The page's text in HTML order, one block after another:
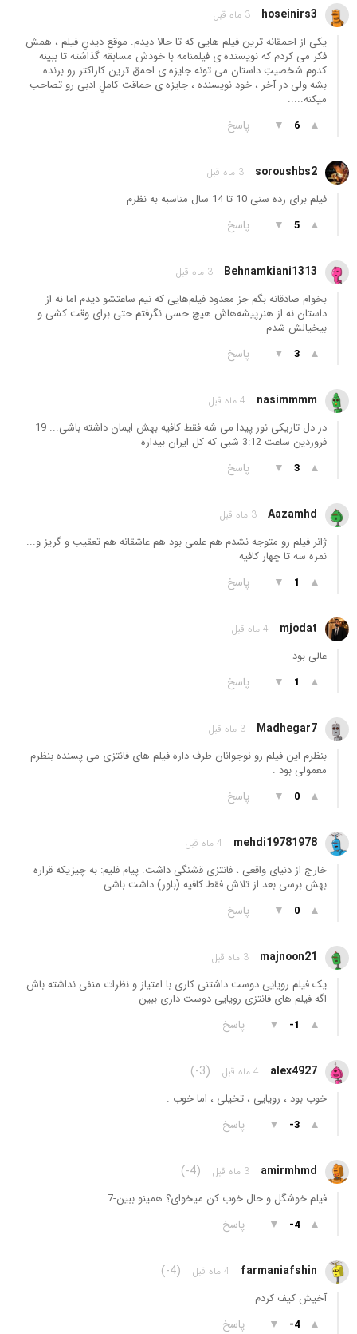
hoseinirs3 3 ماه قبل
یکی از احمقانه ترین فیلم هایی که تا حالا دیدم. موقعِ دیدنِ فیلم ، همش
فکر می کردم که نویسنده ی فیلمنامه با خودش مسابقه گذاشته تا ببینه
کدوم شخصیتِ داستان می تونه جایزه ی احمق ترین کاراکتر رو برنده
بشه ولی در آخر ، خودِ نویسنده ، جایزه ی حماقتِ کاملِ ادبی رو تصاحب
میکنه.....
▲
6
▼ پاسخ
soroushbs2 3 ماه قبل
فیلم برای رده سنی 10 تا 14 سال مناسبه به نظرم
▲
5
▼ پاسخ
Behnamkiani1313 3 ماه قبل
بخوام صادقانه بگم جز معدود فیلم‌هایی که نیم ساعتشو دیدم اما نه از
داستان نه از هنرپیشه‌هاش هیچ حسی نگرفتم حتی برای وقت کشی و
بیخیالش شدم
▲
3
▼ پاسخ
nasimmmm 4 ماه قبل
در دل تاریکی نور پیدا می شه فقط کافیه بهش ایمان داشته باشی... 19
فروردین ساعت 3:12 شبی که کل ایران بیداره
▲
3
▼ پاسخ
Aazamhd 3 ماه قبل
ژانر فیلم رو متوجه نشدم هم علمی بود هم عاشقانه هم تعقیب و گریز و...
نمره سه تا چهار کافیه
▲
1
▼ پاسخ
mjodat 4 ماه قبل
عالی بود
▲
1
▼ پاسخ
Madhegar7 3 ماه قبل
بنظرم این فیلم رو نوجوانان طرف داره فیلم های فانتزی می پسنده بنظرم
معمولی بود .
▲
0
▼ پاسخ
mehdi19781978 4 ماه قبل
خارج از دنیای واقعی ، فانتزی قشنگی داشت. پیام فلیم: به چیزیکه قراره
بهش برسی بعد از تلاش فقط کافیه (باور) داشت باشی.
▲
0
▼ پاسخ
majnoon21 3 ماه قبل
یک فیلم رویایی دوست داشتنی کاری با امتیاز و نظرات منفی نداشته باش
اگه فیلم های فانتزی رویایی دوست داری ببین
▲
-1
▼ پاسخ
alex4927 4 ماه قبل (-3)
خوب بود ، رویایی ، تخیلی ، اما خوب .
▲
-3
▼ پاسخ
amirmhmd 3 ماه قبل (-4)
فیلم خوشگل و حال خوب کن میخوای؟ همینو ببین-7
▲
-4
▼ پاسخ
farmaniafshin 4 ماه قبل (-4)
آخیش کیف کردم
▲
-4
▼ پاسخ